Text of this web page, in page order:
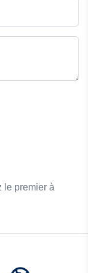
le premier à